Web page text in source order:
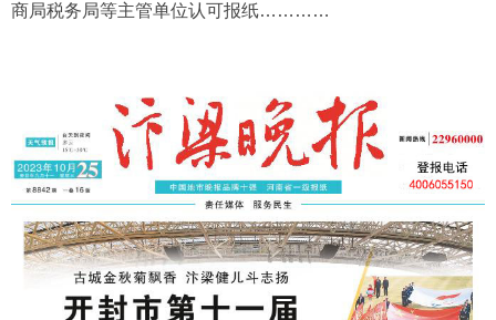
商局税务局等主管单位认可报纸…………